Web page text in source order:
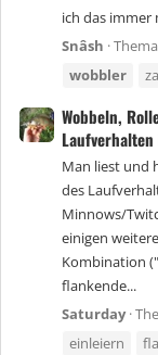
ich das immer
Snâsh Thema
wobbler
Wobbeln,
Man liest und
des
Minnows/
einigen
Kombination
flankende...
Saturday
einleiern